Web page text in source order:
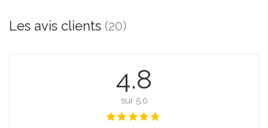
Les avis clients (20)
4.8
sur 5.0